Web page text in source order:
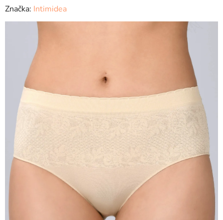
Značka: Intimidea